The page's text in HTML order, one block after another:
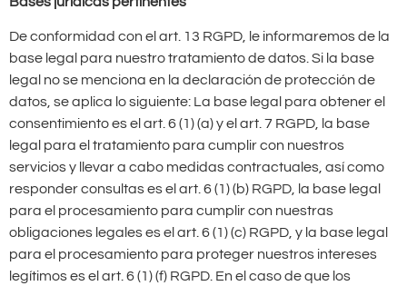
De conformidad con el art. 13 RGPD, le informaremos de la
base legal para nuestro tratamiento de datos. Si la base
legal no se menciona en la declaración de protección de
datos, se aplica lo siguiente: La base legal para obtener el
consentimiento es el art. 6 (1) (a) y el art. 7 RGPD, la base
legal para el tratamiento para cumplir con nuestros
servicios y llevar a cabo medidas contractuales, así como
responder consultas es el art. 6 (1) (b) RGPD, la base legal
para el procesamiento para cumplir con nuestras
obligaciones legales es el art. 6 (1) (c) RGPD, y la base legal
para el procesamiento para proteger nuestros intereses
legítimos es el art. 6 (1) (f) RGPD. En el caso de que los